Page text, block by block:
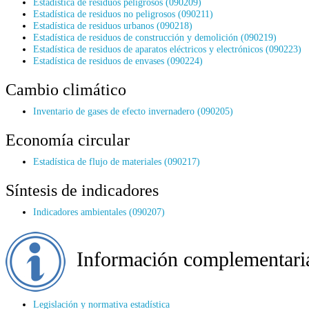
Estadística de residuos no peligrosos (090211)
Estadística de residuos urbanos (090218)
Estadística de residuos de construcción y demolición (090219)
Estadística de residuos de aparatos eléctricos y electrónicos (090223)
Estadística de residuos de envases (090224)
Cambio climático
Inventario de gases de efecto invernadero (090205)
Economía circular
Estadística de flujo de materiales (090217)
Síntesis de indicadores
Indicadores ambientales (090207)
Información
Legislación y normativa estadística